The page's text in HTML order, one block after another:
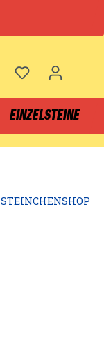
EINZELSTEINE
STEINCHENSHOP